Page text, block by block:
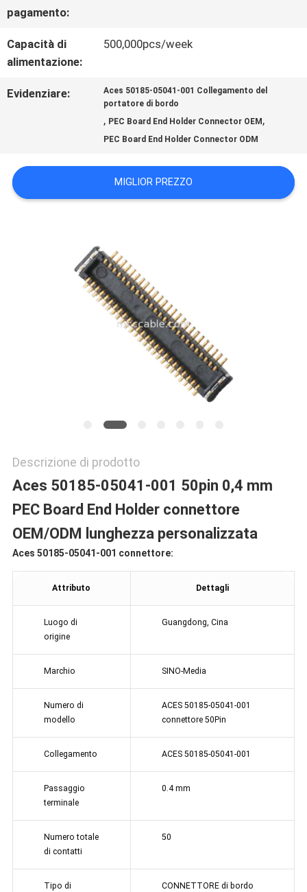
NOTIZIE
CASI
PREVENTIVO
pagamento:
Capacità di
alimentazione:
500,000pcs/week
Evidenziare:
Aces 50185-05041-001 Collegamento del
portatore di bordo
, PEC Board End Holder Connector OEM ,
PEC Board End Holder Connector ODM
MIGLIOR PREZZO
Descrizione di prodotto
Aces 50185-05041-001 50pin 0,4 mm
PEC Board End Holder connettore
O EM/ODM lunghezza personalizzata
Aces 50185-05041-001 connettore:
Attributo Dettagli
Luogo di
origine
Guangdong, Cina
Marchio SINO-Media
Numero di
modello
ACES 50185-05041-001
connettore 50Pin
Collegamento ACES 50185-05041-001
Passaggio
terminale
0.4 mm
Numero totale
di contatti
50
Tipo di
CONNETTORE di bordo